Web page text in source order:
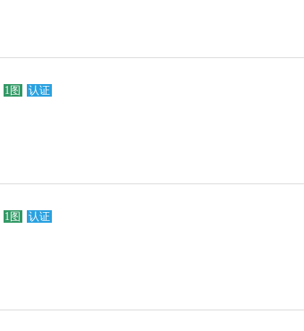
1图 认证
1图 认证